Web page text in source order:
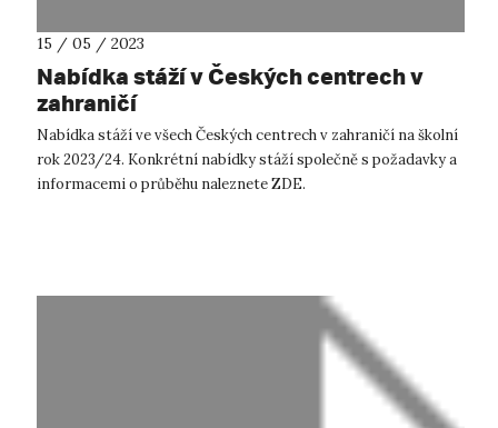
15 / 05 / 2023
Nabídka stáží v Českých centrech v
zahraničí
Nabídka stáží ve všech Českých centrech v zahraničí na školní
rok 2023/24. Konkrétní nabídky stáží společně s požadavky a
informacemi o průběhu naleznete ZDE.